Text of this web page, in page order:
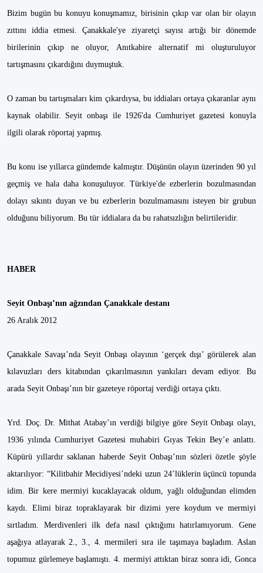
Bizim bugün bu konuyu konuşmamız, birisinin çıkıp var olan bir olayın
zıttını iddia etmesi. Çanakkale'ye ziyaretçi sayısı artığı bir dönemde
birilerinin çıkıp ne oluyor, Anıtkabire alternatif mi oluşturuluyor
tartışmasını çıkardığını duymuştuk.
O zaman bu tartışmaları kim çıkardıysa, bu iddiaları ortaya çıkaranlar aynı
kaynak olabilir. Seyit onbaşı ile 1926'da Cumhuriyet gazetesi konuyla
ilgili olarak röportaj yapmış.
Bu konu ise yıllarca gündemde kalmıştır. Düşünün olayın üzerinden 90 yıl
geçmiş ve hala daha konuşuluyor. Türkiye'de ezberlerin bozulmasından
dolayı sıkıntı duyan ve bu ezberlerin bozulmamasını isteyen bir grubun
olduğunu biliyorum. Bu tür iddialara da bu rahatsızlığın belirtileridir.
HABER
Seyit Onbaşı’nın ağzından Çanakkale destanı
26 Aralık 2012
Çanakkale Savaşı’nda Seyit Onbaşı olayının ‘gerçek dışı’ görülerek alan
kılavuzları ders kitabından çıkarılmasının yankıları devam ediyor. Bu
arada Seyit Onbaşı’nın bir gazeteye röportaj verdiği ortaya çıktı.
Yrd. Doç. Dr. Mithat Atabay’ın verdiği bilgiye göre Seyit Onbaşı olayı,
1936 yılında Cumhuriyet Gazetesi muhabiri Gıyas Tekin Bey’e anlattı.
Küpürü yıllardır saklanan haberde Seyit Onbaşı’nın sözleri özetle şöyle
aktarılıyor: “Kilitbahir Mecidiyesi’ndeki uzun 24’lüklerin üçüncü topunda
idim. Bir kere mermiyi kucaklayacak oldum, yağlı olduğundan elimden
kaydı. Elimi biraz topraklayarak bir dizimi yere koydum ve mermiyi
sırtladım. Merdivenleri ilk defa nasıl çıktığımı hatırlamıyorum. Gene
aşağıya atlayarak 2., 3., 4. mermileri sıra ile taşımaya başladım. Aslan
topumuz gürlemeye başlamıştı. 4. mermiyi attıktan biraz sonra idi, Gonca